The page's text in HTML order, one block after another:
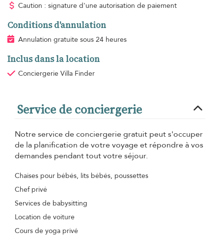
Caution : signature d'une autorisation de paiement
Conditions d'annulation
Annulation gratuite sous 24 heures
Inclus dans la location
Conciergerie Villa Finder
Service de conciergerie
Notre service de conciergerie gratuit peut s'occuper
de la planification de votre voyage et répondre à vos
demandes pendant tout votre séjour.
Chaises pour bébés, lits bébés, poussettes
Chef privé
Services de babysitting
Location de voiture
Cours de yoga privé